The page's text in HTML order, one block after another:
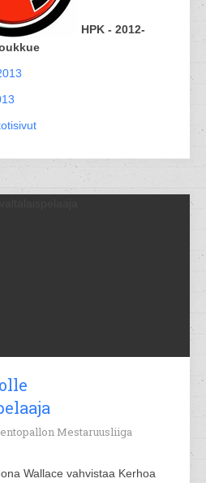
HPK - 2012-
Mestaruusliiga
Wallace vahvistaa Kerhoa